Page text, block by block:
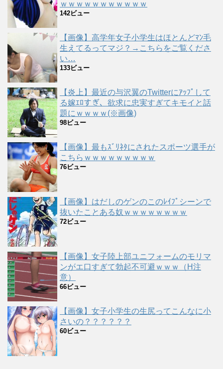
ｗｗｗｗｗｗｗｗｗｗｗ
142ビュー
【画像】高学年女子小学生はほとんどﾏﾝ毛
生えてるってマジ？→こちらをご覧くださ
い…
133ビュー
【炎上】最近の与沢翼のTwitterにｱｯﾌﾟして
る嫁ｴﾛすぎ、欲求に忠実すぎてキモイと話
題にｗｗｗｗ(※画像)
98ビュー
【画像】最もｽﾞﾘﾈﾀにされたスポーツ選手が
こちらｗｗｗｗｗｗｗｗｗ
76ビュー
【画像】はだしのゲンのこのﾚｲﾌﾟシーンで
抜いたことある奴ｗｗｗｗｗｗｗｗ
72ビュー
【画像】女子陸上部ユニフォームのモリマ
ンがエ口すぎて勃起不可避ｗｗｗ（H注
意）
66ビュー
【画像】女子小学生の生尻ってこんなに小
さいの？？？？？？
60ビュー